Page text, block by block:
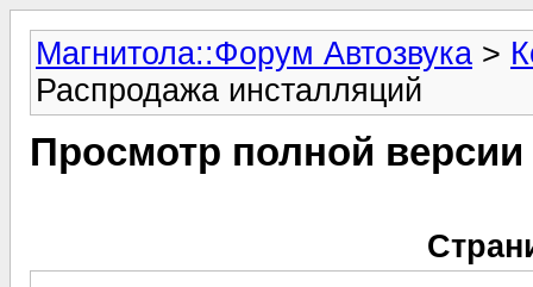
Магнитола::Форум Автозвука >
Распродажа инсталляций
Просмотр полной